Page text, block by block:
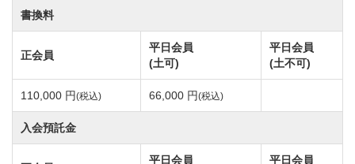
谷・取手方面へ10kmほど向かった場所となります。
茨城県内にお住まいのかたはもとより、千葉県柏市、
我孫子市や足立区、千代田区など都心からのアクセス
アジア取手カントリー倶楽部は利根川の河川敷沿いに
展開しいる3コースは、OUT・IN・西コースの合計27
書換料
正会員
平日会員
(土可)
平日会員
(土不可)
110,000 円(税込) 66,000 円(税込)
入会預託金
平日会員 平日会員